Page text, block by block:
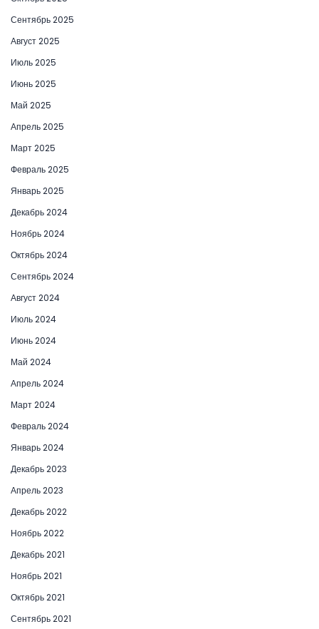
Сентябрь 2025
Август 2025
Июль 2025
Июнь 2025
Май 2025
Апрель 2025
Март 2025
Февраль 2025
Январь 2025
Декабрь 2024
Ноябрь 2024
Октябрь 2024
Сентябрь 2024
Август 2024
Июль 2024
Июнь 2024
Май 2024
Апрель 2024
Март 2024
Февраль 2024
Январь 2024
Декабрь 2023
Апрель 2023
Декабрь 2022
Ноябрь 2022
Декабрь 2021
Ноябрь 2021
Октябрь 2021
Сентябрь 2021